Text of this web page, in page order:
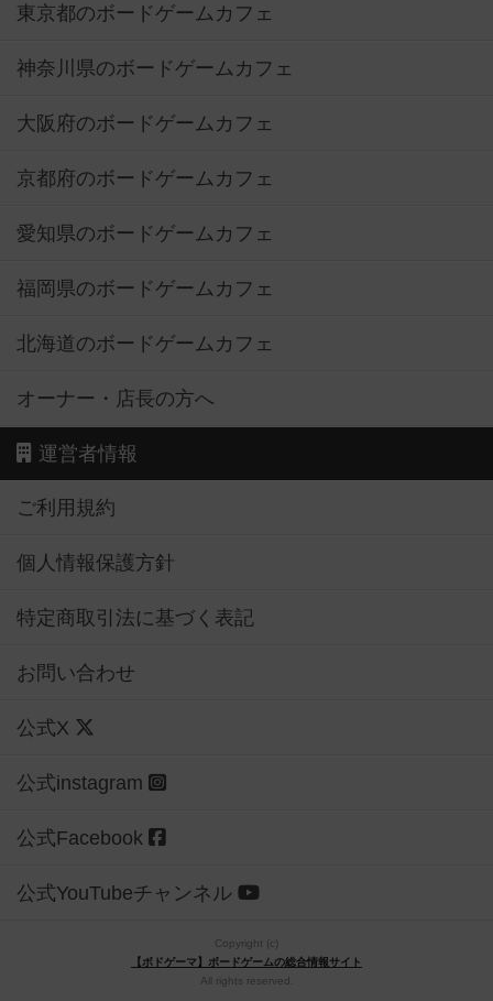
東京都のボードゲームカフェ
神奈川県のボードゲームカフェ
大阪府のボードゲームカフェ
京都府のボードゲームカフェ
愛知県のボードゲームカフェ
福岡県のボードゲームカフェ
北海道のボードゲームカフェ
オーナー・店長の方へ
運営者情報
ご利用規約
個人情報保護方針
特定商取引法に基づく表記
お問い合わせ
公式X
公式instagram
公式Facebook
公式YouTubeチャンネル
Copyright (c)
【ボドゲーマ】ボードゲームの総合情報サイト
All rights reserved.